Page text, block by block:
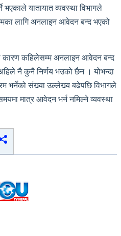
यातायात व्यवस्था विभागले
लागि अनलाइन आवेदन बन्द भएको
कारण कहिलेसम्म अनलाइन आवेदन बन्द
नै कुनै निर्णय भउको छैन । योभन्दा
भर्नेको संख्या उल्लेख्य बढेपछि विभागले
मात्र आवेदन भर्न नमिल्ने व्यवस्था